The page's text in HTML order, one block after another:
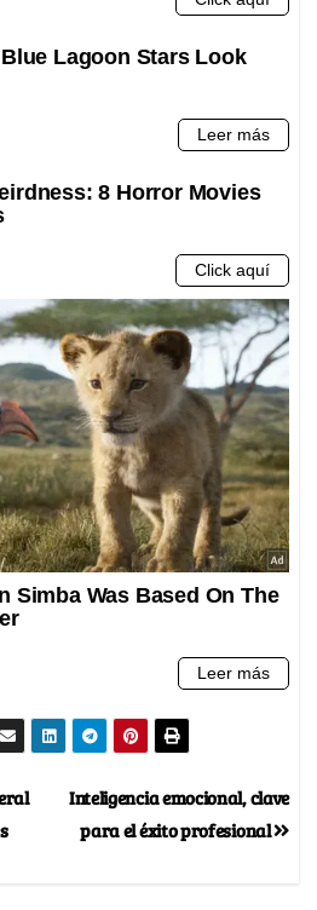
Inteligencia emocional, clave
para el éxito profesional